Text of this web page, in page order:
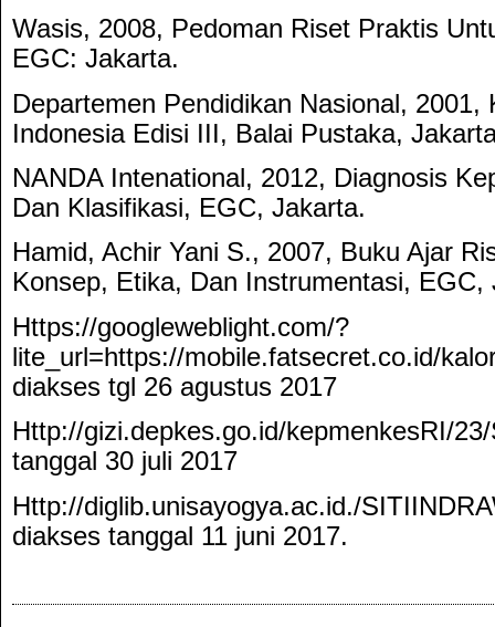
Wasis, 2008, Pedoman Riset Praktis
EGC: Jakarta.
Departemen Pendidikan Nasional, 2001,
Indonesia Edisi III, Balai Pustaka,
NANDA Intenational, 2012, Diagnosis
Dan Klasifikasi, EGC, Jakarta.
Hamid, Achir Yani S., 2007, Buku Ajar
Konsep, Etika, Dan Instrumentasi, EGC,
Https://googleweblight.com/?
lite_url=https://mobile.fatsecret.co.id/
diakses tgl 26 agustus 2017
Http://gizi.depkes.go.id/kepmenkesRI/
tanggal 30 juli 2017
Http://diglib.unisayogya.ac.id./
diakses tanggal 11 juni 2017.